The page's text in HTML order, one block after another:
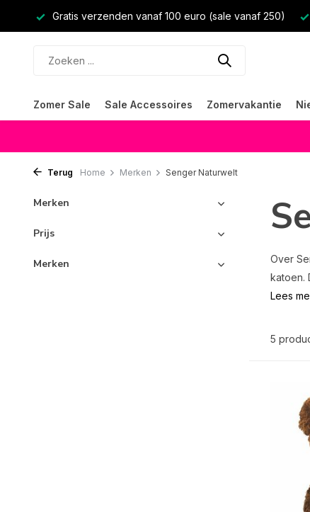
Gratis verzenden vanaf 100 euro (sale vanaf 250)
Zomer Sale Sale Accessoires Zomervakantie
Terug Home Merken Senger Naturwelt
Merken
Prijs
Merken
Over
katoen.
Lees
5